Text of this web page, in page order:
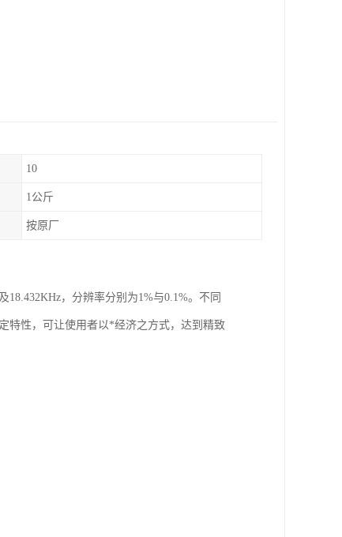
10
1公斤
按原厂
，分辨率分别为1%与0.1%。不同
特性，可让使用者以*经济之方式，达到精致